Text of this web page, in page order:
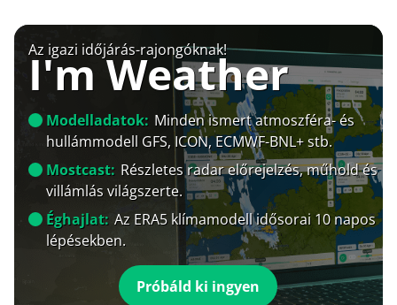
Az igazi időjárás-rajongóknak!
I'm Weather
Modelladatok: Minden ismert atmoszféra- és
hullámmodell GFS, ICON, ECMWF-BNL+ stb.
Mostcast: Részletes radar előrejelzés, műhold és
villámlás világszerte.
Éghajlat: Az ERA5 klímamodell idősorai 10 napos
lépésekben.
Próbáld ki ingyen